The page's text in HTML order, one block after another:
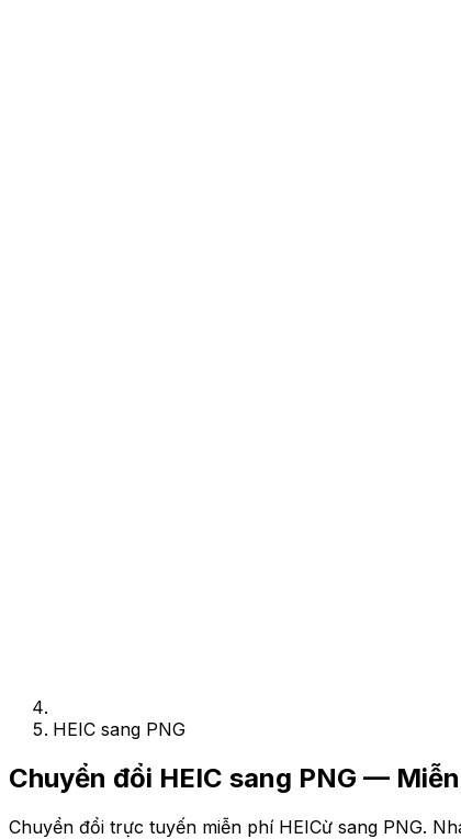
HEIC sang PNG
Chuyển đổi HEIC sang PNG —
Chuyển đổi trực tuyến miễn phí HEICừ sang PNG.